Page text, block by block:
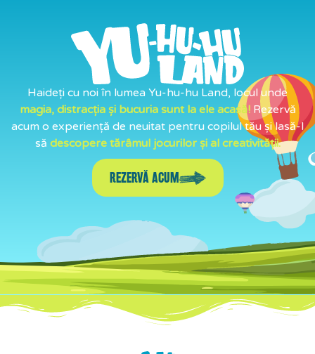
Haideți cu noi în lumea Yu-hu-hu Land, locul unde
magia, distracția și bucuria sunt la ele acasă!Rezervă
acum o experiență de neuitat pentru copilul tău și lasă-l
să descopere tărâmul jocurilor și al creativității.
REZERVĂ ACUM